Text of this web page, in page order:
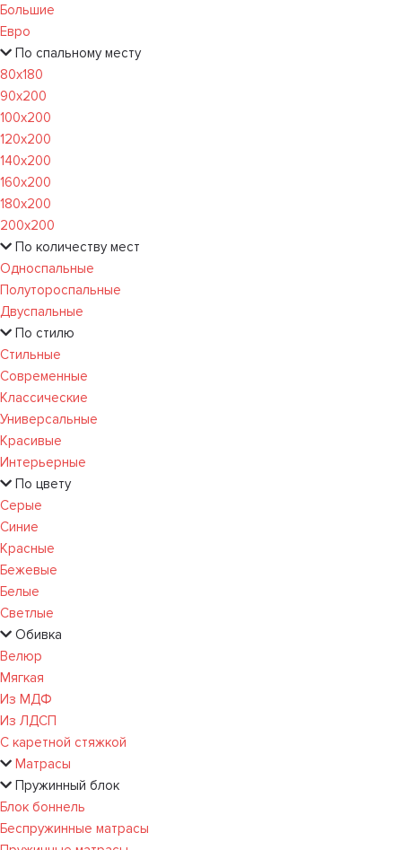
Большие
Евро
По спальному месту
80х180
90х200
100х200
120x200
140х200
160х200
180х200
200х200
По количеству мест
Односпальные
Полутороспальные
Двуспальные
По стилю
Стильные
Современные
Классические
Универсальные
Красивые
Интерьерные
По цвету
Серые
Синие
Красные
Бежевые
Белые
Светлые
Обивка
Велюр
Мягкая
Из МДФ
Из ЛДСП
С каретной стяжкой
Матрасы
Пружинный блок
Блок боннель
Беспружинные матрасы